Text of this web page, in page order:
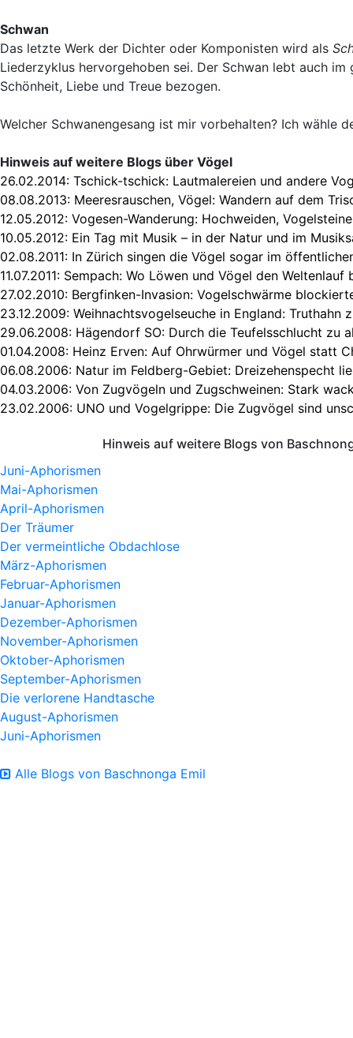
Schwan
Das letzte Werk der Dichter oder Komponisten wird als
Liederzyklus hervorgehoben sei. Der Schwan lebt auch
Schönheit, Liebe und Treue bezogen.
Welcher Schwanengesang ist mir vorbehalten? Ich wähle
Hinweis auf weitere Blogs über Vögel
26.02.2014: Tschick-tschick: Lautmalereien und andere
08.08.2013: Meeresrauschen, Vögel: Wandern auf dem
12.05.2012: Vogesen-Wanderung: Hochweiden,
10.05.2012: Ein Tag mit Musik – in der Natur und im
02.08.2011: In Zürich singen die Vögel sogar im
11.07.2011: Sempach: Wo Löwen und Vögel den Weltenlauf
27.02.2010: Bergfinken-Invasion: Vogelschwärme
23.12.2009: Weihnachtsvogelseuche in England: Truthahn
29.06.2008: Hägendorf SO: Durch die Teufelsschlucht zu
01.04.2008: Heinz Erven: Auf Ohrwürmer und Vögel statt
06.08.2006: Natur im Feldberg-Gebiet: Dreizehenspecht
04.03.2006: Von Zugvögeln und Zugschweinen: Stark
23.02.2006: UNO und Vogelgrippe: Die Zugvögel sind
Hinweis auf weitere Blogs von
Juni-Aphorismen
Mai-Aphorismen
April-Aphorismen
Der Träumer
Der vermeintliche Obdachlose
März-Aphorismen
Februar-Aphorismen
Januar-Aphorismen
Dezember-Aphorismen
November-Aphorismen
Oktober-Aphorismen
September-Aphorismen
Die verlorene Handtasche
August-Aphorismen
Juni-Aphorismen
Alle Blogs von Baschnonga Emil